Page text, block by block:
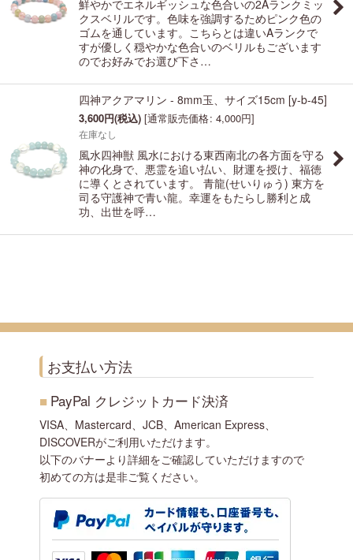
鮮やかでエネルギッシュな色合いの2Aランクミッ
クスベリルです。色味を強調するためピンク色の
ゴムを通しています。こちらとは違いAランクで
すが優しく穏やかな色合いのベリルもございます
のでお好みでお選び下さ…
四神アクアマリン - 8mm玉、サイズ15cm [y-b-45]
3,600円(税込) [通常販売価格: 4,000円]
在庫なし
風水四神獣 風水における東西南北の各方面を守る
神の化身で、悪霊を追い払い、財運を授け、福徳
に導くとされています。 青龍(せいりゅう) 東方を
司る守護神で青い龍。幸運をもたらし勝利と成
功、出世を呼…
お支払い方法
■ PayPal クレジットカード決済
VISA、Mastercard、JCB、American Express、
DISCOVERがご利用いただけます。
以下のバナーより詳細をご確認していただけますので
初めての方は是非ご覧ください。